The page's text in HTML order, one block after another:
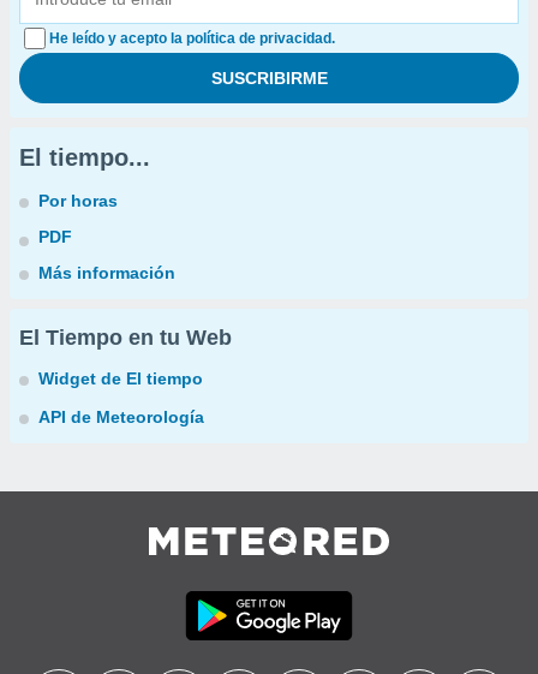
He leído y acepto la política de privacidad.
El tiempo...
Por horas
PDF
Más información
El Tiempo en tu Web
Widget de El tiempo
API de Meteorología